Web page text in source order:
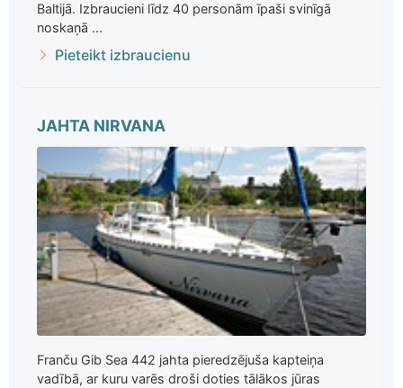
Baltijā. Izbraucieni līdz 40 personām īpaši svinīgā
noskaņā ...
Pieteikt izbraucienu
JAHTA NIRVANA
Franču Gib Sea 442 jahta pieredzējuša kapteiņa
vadībā, ar kuru varēs droši doties tālākos jūras